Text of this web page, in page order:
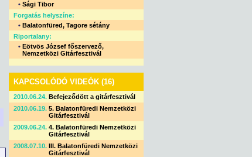
• Sági Tibor
Forgatás helyszíne:
• Balatonfüred, Tagore sétány
Riportalany:
• Eötvös József főszervező,
Nemzetközi Gitárfesztivál
KAPCSOLÓDÓ VIDEÓK (16)
2010.06.24. Befejeződött a gitárfesztivál
2010.06.19. 5. Balatonfüredi Nemzetközi
Gitárfesztivál
2009.06.24. 4. Balatonfüredi Nemzetközi
Gitárfesztivál
2008.07.10. III. Balatonfüredi Nemzetközi
Gitárfesztivál